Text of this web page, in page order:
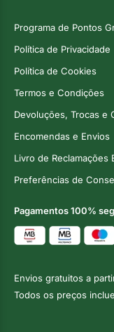
Programa de Pontos
Política de Privacidade
Política de Cookies
Termos e Condições
Devoluções, Trocas e
Encomendas e Envios
Livro de Reclamações
Preferências de
Pagamentos 100%
Envios gratuitos a
Todos os preços